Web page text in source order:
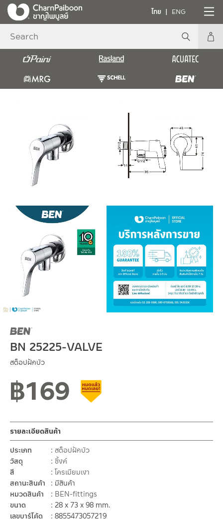
ไทย ENG
BN 25225-VALVE
สต็อปฝักบัว
฿169
รายละเอียดสินค้า
ประเภท
สต็อปฝักบัว
วัสดุ
ซิ้งค์
สี
โครเมียมเงา
สถานะสินค้า
มีสินค้า
หมวดสินค้า
BEN-fittings
ขนาด
28 x 73 x 98 mm.
เลขบาร์โค้ด
8855473057219